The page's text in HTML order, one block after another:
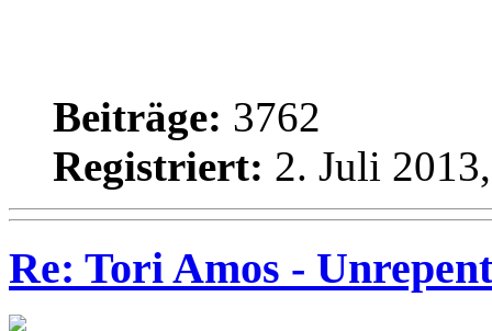
Beiträge: 3762
Registriert: 2. Juli
Re: Tori Amos -